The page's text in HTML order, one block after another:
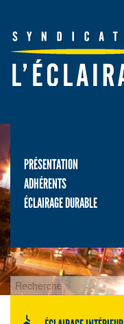
PRÉSENTATION
ADHÉRENTS
ÉCLAIRAGE DURABLE